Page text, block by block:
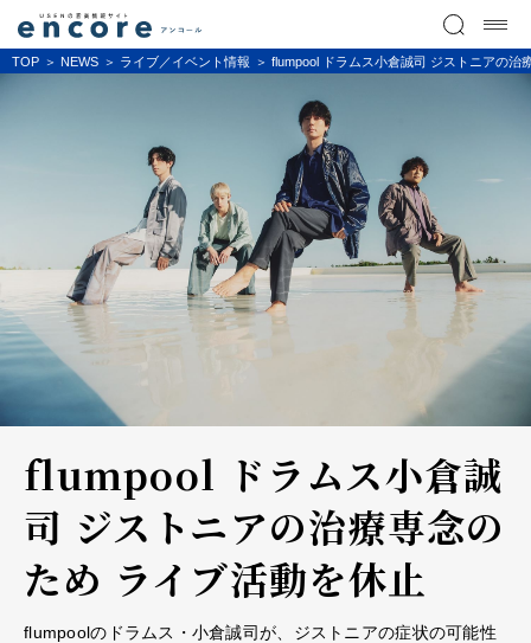
TOP NEWS ライブ／イベント情報 flumpool ドラムス小倉誠司 ジストニアの治
flumpool ドラムス小倉誠
司 ジストニアの治療専念の
ため ライブ活動を休止
flumpoolのドラムス・小倉誠司が、ジストニアの症状の可能性